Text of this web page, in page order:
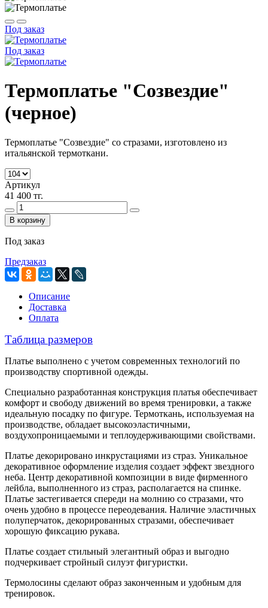
Под заказ
Под заказ
Термоплатье "Созвездие"
(черное)
Термоплатье "Созвездие" со стразами, изготовлено из
итальянской термоткани.
Артикул
41 400 тг.
В корзину
Под заказ
Предзаказ
Описание
Доставка
Оплата
Таблица размеров
Платье выполнено с учетом современных технологий по
производству спортивной одежды.
Специально разработанная конструкция платья обеспечивает
комфорт и свободу движений во время тренировки, а также
идеальную посадку по фигуре. Термоткань, используемая на
производстве, обладает высокоэластичными,
воздухопроницаемыми и теплоудерживающими свойствами.
Платье декорировано инкрустациями из страз. Уникальное
декоративное оформление изделия создает эффект звездного
неба. Центр декоративной композиции в виде фирменного
лейбла, выполненного из страз, располагается на спинке.
Платье застегивается спереди на молнию со стразами, что
очень удобно в процессе переодевания. Наличие эластичных
полуперчаток, декорированных стразами, обеспечивает
хорошую фиксацию рукава.
Платье создает стильный элегантный образ и выгодно
подчеркивает стройный силуэт фигуристки.
Термолосины сделают образ законченным и удобным для
тренировок.